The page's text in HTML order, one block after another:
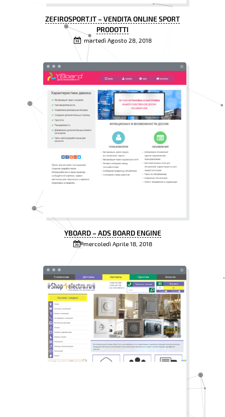
ZEFIROSPORT.IT – VENDITA ONLINE SPORT
PRODOTTI
martedì Agosto 28, 2018
YBOARD – ADS BOARD ENGINE
mercoledì Aprile 18, 2018